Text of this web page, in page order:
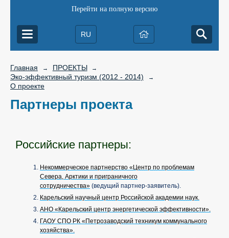
Перейти на полную версию
RU
Главная → ПРОЕКТЫ →
Эко-эффективный туризм (2012 - 2014) →
О проекте
Партнеры проекта
Российские партнеры:
Некоммерческое партнерство «Центр по проблемам
Севера, Арктики и приграничного
сотрудничества» (ведущий партнер-заявитель).
Карельский научный центр Российской академии наук.
АНО «Карельский центр энергетической эффективности».
ГАОУ СПО РК «Петрозаводский техникум коммунального
хозяйства».